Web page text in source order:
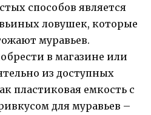
способов является
ловушек, которые
муравьев.
в магазине или
из доступных
пластиковая емкость с
для муравьев –